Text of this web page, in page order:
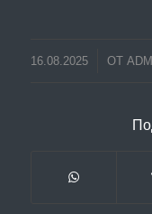
16.08.2025 ОТ